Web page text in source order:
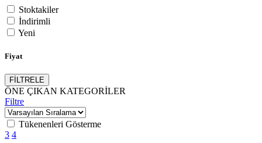
Stoktakiler
İndirimli
Yeni
Fiyat
FİLTRELE
ÖNE ÇIKAN KATEGORİLER
Filtre
Tükenenleri Gösterme
3 4